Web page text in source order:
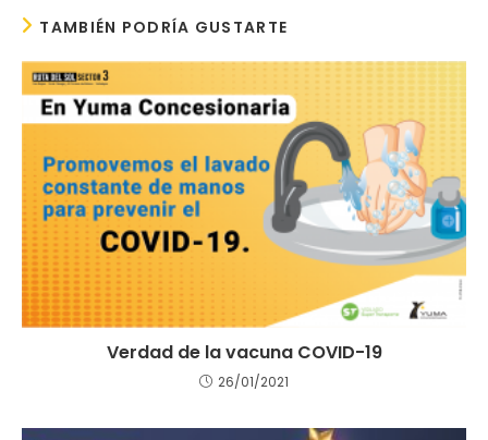
TAMBIÉN PODRÍA GUSTARTE
Verdad de la vacuna COVID-19
26/01/2021